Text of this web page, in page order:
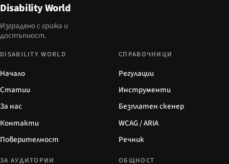
Disability World
Изградено с грижа и
достъпност.
DISABILITY WORLD
Начало
Статии
За нас
Контакти
Поверителност
СПРАВОЧНИЦИ
Регулации
Инструменти
Безплатен скенер
WCAG / ARIA
Речник
ЗА АУДИТОРИИ ОБЩНОСТ